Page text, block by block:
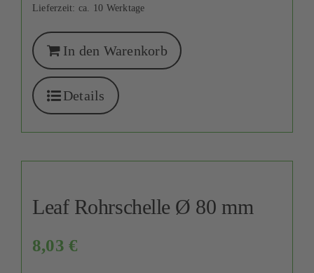
Lieferzeit: ca. 10 Werktage
In den Warenkorb
Details
Leaf Rohrschelle Ø 80 mm
8,03€